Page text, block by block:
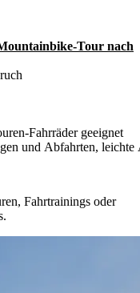
Tour nach
Fahrräder geeignet
und Abfahrten, leichte
Fahrtrainings oder